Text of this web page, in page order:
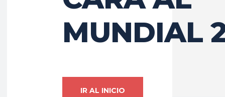
MUNDIAL
IR AL INICIO